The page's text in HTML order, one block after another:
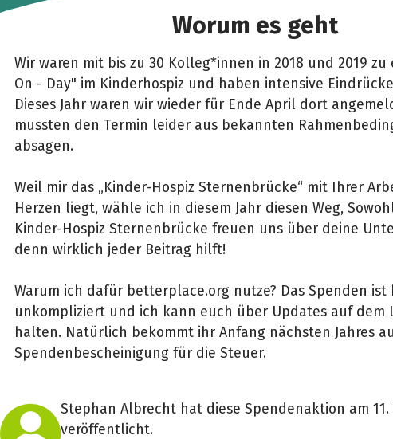
Worum es geht
Wir waren mit bis zu 30 Kolleg*innen in 2018 und 2019 zu
On - Day" im Kinderhospiz und haben intensive
Dieses Jahr waren wir wieder für Ende April dort
mussten den Termin leider aus bekannten
absagen.
Weil mir das „Kinder-Hospiz Sternenbrücke“ mit Ihrer
Herzen liegt, wähle ich in diesem Jahr diesen Weg,
Kinder-Hospiz Sternenbrücke freuen uns über deine
denn wirklich jeder Beitrag hilft!
Warum ich dafür betterplace.org nutze? Das Spenden ist
unkompliziert und ich kann euch über Updates auf dem
halten. Natürlich bekommt ihr Anfang nächsten Jahres
Spendenbescheinigung für die Steuer.
Stephan Albrecht hat diese Spendenaktion am 11.
veröffentlicht.